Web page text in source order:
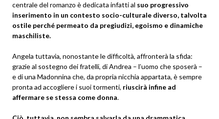
centrale del romanzo è dedicata infatti al suo progressivo
inserimento in un contesto socio-culturale diverso, talvolta
ostile perché permeato da pregiudizi, egoismo e dinamiche
maschiliste.
Angela tuttavia, nonostante le difficoltà, affronterà la sfida:
grazie al sostegno dei fratelli, di Andrea – l’uomo che sposerà –
e di una Madonnina che, da propria nicchia appartata, è sempre
pronta ad accogliere i suoi tormenti, riuscirà infine ad
affermare se stessa come donna.